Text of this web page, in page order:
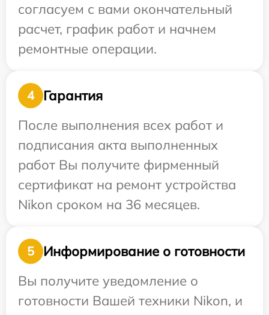
согласуем с вами окончательный
расчет, график работ и начнем
ремонтные операции.
4
Гарантия
После выполнения всех работ и
подписания акта выполненных
работ Вы получите фирменный
сертификат на ремонт устройства
Nikon сроком на 36 месяцев.
5
Информирование о готовности
Вы получите уведомление о
готовности Вашей техники Nikon, и